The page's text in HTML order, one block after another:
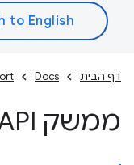
דף הבית Docs
ממשק API של Cr